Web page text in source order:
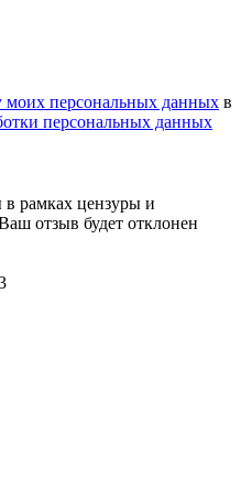
моих персональных данных в
персональных данных
рамках цензуры и
отзыв будет отклонен